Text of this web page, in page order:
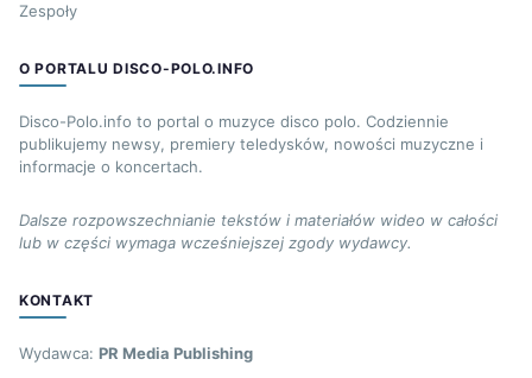
Zespoły
O PORTALU DISCO-POLO.INFO
Disco-Polo.info to portal o muzyce disco polo. Codziennie
publikujemy newsy, premiery teledysków, nowości muzyczne i
informacje o koncertach.
Dalsze rozpowszechnianie tekstów i materiałów wideo w całości
lub w części wymaga wcześniejszej zgody wydawcy.
KONTAKT
Wydawca: PR Media Publishing